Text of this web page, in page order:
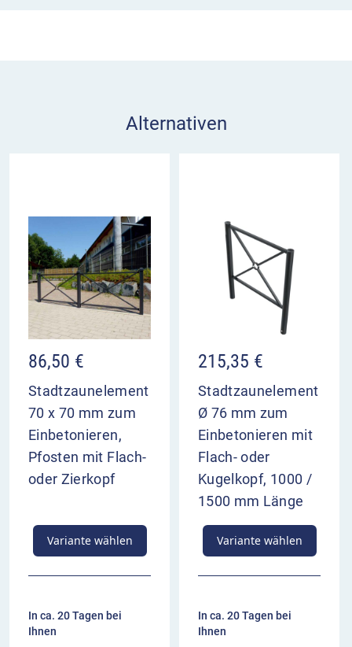
Ihre Absperrbarrieren individuell in der
gewünschten Gesamtlänge zusammen. Sowohl
Rahmen-Element
Durchmesser Stahlrohr: 33,7 mm
Maße: ca. 450 x 1850 mm
mit 4 angeschweißten Verbindungslaschen
Achsabstand (jeweils von Pfostenmitte zu
Pfostenmitte): 2000 mm
bis 90° im Winkel einsetzbar
feuerverzinkt und beschichtet in RAL 7016
Anthrazitgrau
Gewicht: ca. 8 kg
Standpfosten
Durchmesser Stahlrohr: 76 mm
Mittelpfosten: mit 4 Anschlusslaschen
angeschweißt
Endpfosten: mit 2 Anschlusslaschen
angeschweißt
Pollertyp 478B oben mit Kugelkopf
Anthrazitgrau
Gesamtlänge: ca. 1300 mm
Alternativen
86,50 €
Stadtzaunelement
70 x 70 mm zum
Einbetonieren,
Pfosten mit Flach-
oder Zierkopf
Variante wählen
In ca. 20 Tagen bei
Ihnen
215,35 €
Stadtzaunelement
Ø 76 mm zum
Einbetonieren mit
Flach- oder
Kugelkopf, 1000 /
1500 mm Länge
Variante wählen
In ca. 20 Tagen bei
Ihnen